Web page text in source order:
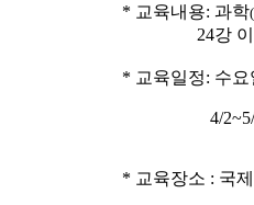
* 교육내용: 과학
24강 이론
* 교육일정: 수
4/2~5/21(8
* 교육장소 : 국